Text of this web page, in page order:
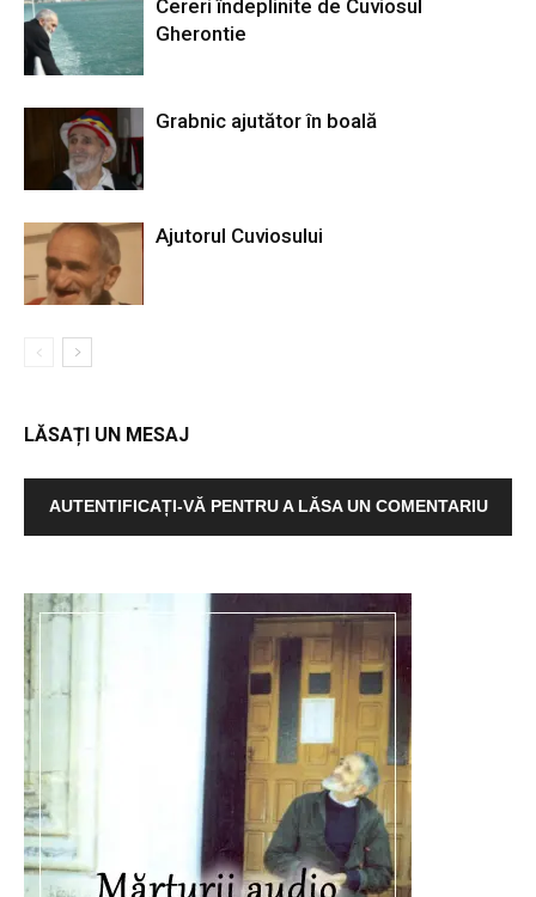
Cereri îndeplinite de Cuviosul
Gherontie
Grabnic ajutător în boală
Ajutorul Cuviosului
LĂSAȚI UN MESAJ
AUTENTIFICAȚI-VĂ PENTRU A LĂSA UN COMENTARIU